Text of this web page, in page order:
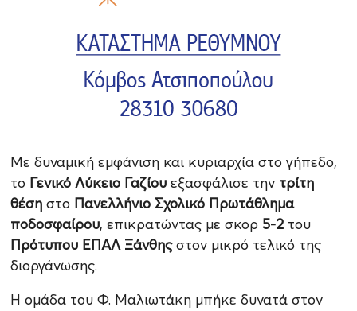
Με δυναμική εμφάνιση και κυριαρχία στο γήπεδο,
το Γενικό Λύκειο Γαζίουεξασφάλισε την τρίτη
θέσηστο Πανελλήνιο Σχολικό Πρωτάθλημα
ποδοσφαίρου, επικρατώντας με σκορ 5-2του
Πρότυπου ΕΠΑΛ Ξάνθηςστον μικρό τελικό της
διοργάνωσης.
Η ομάδα του Φ. Μαλιωτάκη μπήκε δυνατά στον